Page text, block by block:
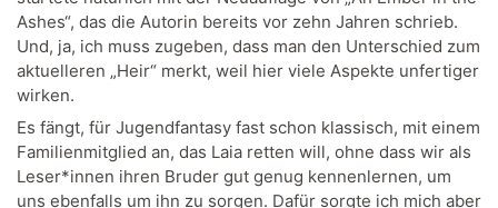
Ashes“, das die Autorin bereits vor zehn Jahren schrieb.
Und, ja, ich muss zugeben, dass man den Unterschied zum
aktuelleren „Heir“ merkt, weil hier viele Aspekte unfertiger
wirken.
Es fängt, für Jugendfantasy fast schon klassisch, mit einem
Familienmitglied an, das Laia retten will, ohne dass wir als
Leser*innen ihren Bruder gut genug kennenlernen, um
uns ebenfalls um ihn zu sorgen. Dafür sorgte ich mich aber